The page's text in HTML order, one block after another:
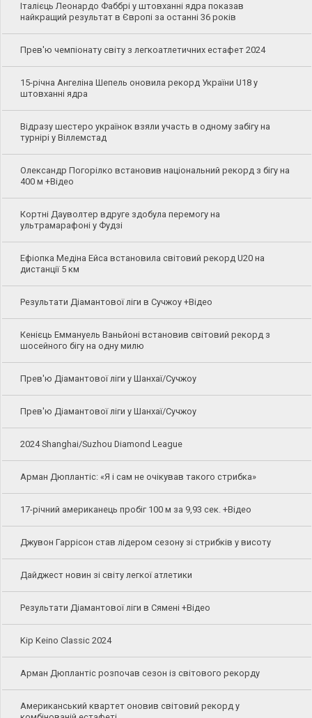
Італієць Леонардо Фаббрі у штовханні ядра показав
найкращий результат в Європі за останні 36 років
Прев'ю чемпіонату світу з легкоатлетичних естафет 2024
15-річна Ангеліна Шепель оновила рекорд України U18 у
штовханні ядра
Відразу шестеро українок взяли участь в одному забігу на
турнірі у Віллемстад
Олександр Погорілко встановив національний рекорд з бігу на
400 м +Відео
Кортні Дауволтер вдруге здобула перемогу на
ультрамарафоні у Фудзі
Ефіопка Медіна Ейса встановила світовий рекорд U20 на
дистанції 5 км
Результати Діамантової ліги в Сучжоу +Відео
Кенієць Еммануель Ваньйоні встановив світовий рекорд з
шосейного бігу на одну милю
Прев'ю Діамантової ліги у Шанхаї/Сучжоу
Прев'ю Діамантової ліги у Шанхаї/Сучжоу
2024 Shanghai/Suzhou Diamond League
Арман Дюплантіс: «Я і сам не очікував такого стрибка»
17-річний американець пробіг 100 м за 9,93 сек. +Відео
Джувон Гаррісон став лідером сезону зі стрибків у висоту
Дайджест новин зі світу легкої атлетики
Результати Діамантової ліги в Сямені +Відео
Kip Keino Classic 2024
Арман Дюплантіс розпочав сезон із світового рекорду
Американський квартет оновив світовий рекорд у